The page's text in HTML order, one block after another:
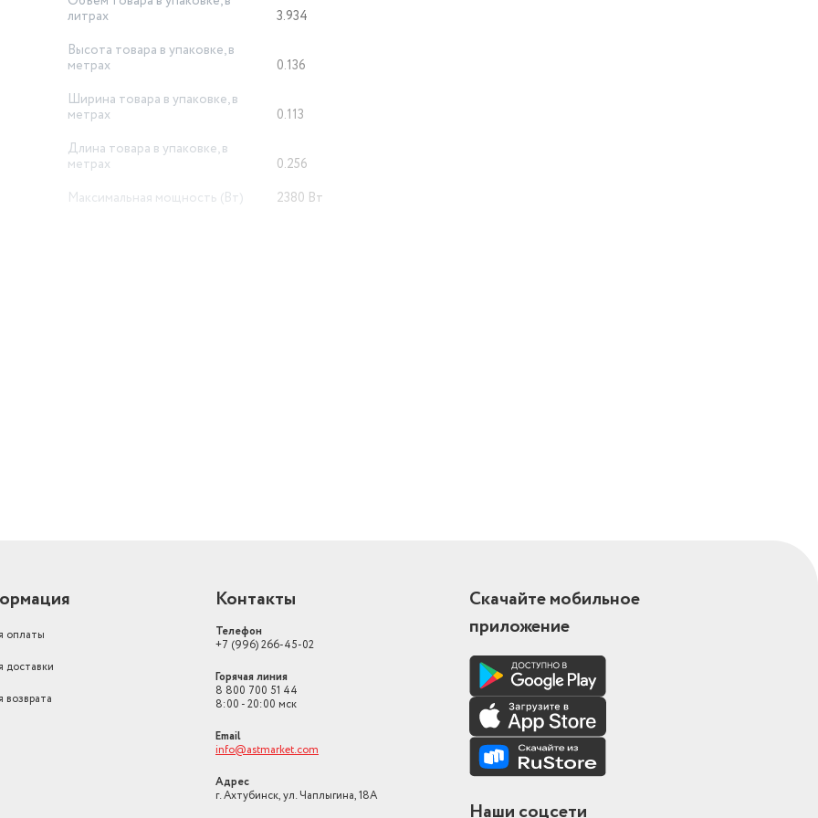
литрах
3.934
Высота товара в упаковке, в
метрах
0.136
Ширина товара в упаковке, в
метрах
0.113
Длина товара в упаковке, в
метрах
0.256
Максимальная мощность (Вт)
2380 Вт
оплаты
доставки
возврата
Контакты
Телефон
+7 (996) 266-45-02
Горячая линия
8 800 700 51 44
8:00 - 20:00 мск
Email
info@astmarket.com
Адрес
г. Ахтубинск, ул. Чаплыгина, 18А
Скачайте мобильное
приложение
Наши соцсети